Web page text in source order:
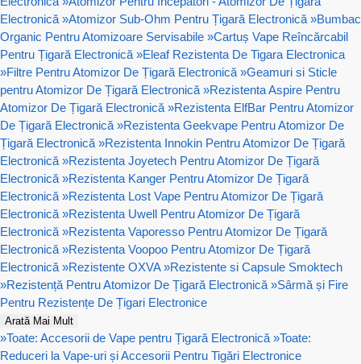
Electronică »Atomizor Sub-Ohm Pentru Țigară Electronică »Bumbac
Organic Pentru Atomizoare Servisabile »Cartuș Vape Reîncărcabil
Pentru Țigară Electronică »Eleaf Rezistenta De Tigara Electronica
»Filtre Pentru Atomizor De Țigară Electronică »Geamuri si Sticle
pentru Atomizor De Țigară Electronică »Rezistenta Aspire Pentru
Atomizor De Țigară Electronică »Rezistenta ElfBar Pentru Atomizor
De Țigară Electronică »Rezistenta Geekvape Pentru Atomizor De
Țigară Electronică »Rezistenta Innokin Pentru Atomizor De Țigară
Electronică »Rezistenta Joyetech Pentru Atomizor De Țigară
Electronică »Rezistenta Kanger Pentru Atomizor De Țigară
Electronică »Rezistenta Lost Vape Pentru Atomizor De Țigară
Electronică »Rezistenta Uwell Pentru Atomizor De Țigară
Electronică »Rezistenta Vaporesso Pentru Atomizor De Țigară
Electronică »Rezistenta Voopoo Pentru Atomizor De Țigară
Electronică »Rezistente OXVA »Rezistente si Capsule Smoktech
»Rezistență Pentru Atomizor De Țigară Electronică »Sârmă și Fire
Pentru Rezistențe De Țigari Electronice
Arată Mai Mult
»Toate: Accesorii de Vape pentru Țigară Electronică »Toate:
Reduceri la Vape-uri și Accesorii Pentru Tigări Electronice